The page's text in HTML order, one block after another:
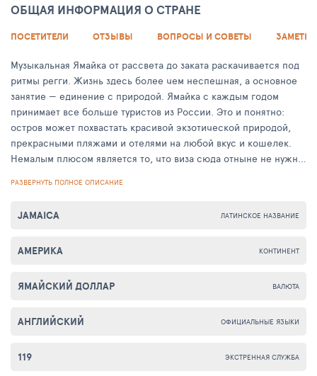
ОБЩАЯ ИНФОРМАЦИЯ О СТРАНЕ
ПОСЕТИТЕЛИ ОТЗЫВЫ ВОПРОСЫ И СОВЕТЫ
Музыкальная Ямайка от рассвета до заката раскачивается под
ритмы регги. Жизнь здесь более чем неспешная, а основное
занятие — единение с природой. Ямайка с каждым годом
принимает все больше туристов из России. Это и понятно:
остров может похвастать красивой экзотической природой,
прекрасными пляжами и отелями на любой вкус и кошелек.
Немалым плюсом является то, что виза сюда отныне не нужна.
свободного от всяких предрассудков Боба Марли. Многие
ощущение, что здесь никто не работает, а все только нежатся
уголок Ямайки украшен яркой растительностью, среди
провожают с музыкой, да и рассвет встречают
ром льется рекой. Круглый год на Ямайке стоит хорошая
погода, а в период с декабря по апрель она просто
сезоном дождей, а заключается он в непродолжительных
РАЗВЕРНУТЬ ПОЛНОЕ ОПИСАНИЕ
ЛАТИНСКОЕ НАЗВАНИЕ
JAMAICA
КОНТИНЕНТ
АМЕРИКА
ВАЛЮТА
ЯМАЙСКИЙ ДОЛЛАР
ОФИЦИАЛЬНЫЕ ЯЗЫКИ
АНГЛИЙСКИЙ
ЭКСТРЕННАЯ СЛУЖБА
119